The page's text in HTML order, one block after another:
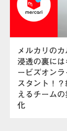
メルカリのカ
浸透の裏には
ービズオンラ
スタント！
えるチーム
化